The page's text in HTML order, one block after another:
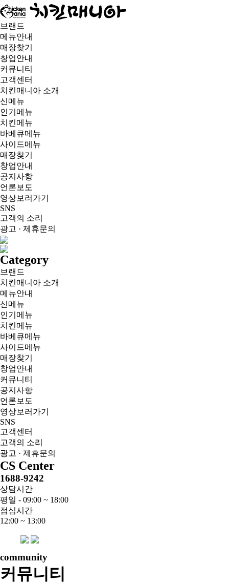
브랜드
메뉴안내
매장찾기
창업안내
커뮤니티
고객센터
치킨매니아 소개
신메뉴
인기메뉴
치킨메뉴
바베큐메뉴
사이드메뉴
매장찾기
창업안내
공지사항
언론보도
영상보러가기
SNS
고객의 소리
광고 · 제휴문의
Category
브랜드
치킨매니아 소개
메뉴안내
신메뉴
인기메뉴
치킨메뉴
바베큐메뉴
사이드메뉴
매장찾기
창업안내
커뮤니티
공지사항
언론보도
영상보러가기
SNS
고객센터
고객의 소리
광고 · 제휴문의
CS Center
1688-9242
상담시간
평일 - 09:00 ~ 18:00
점심시간
12:00 ~ 13:00
community
커뮤니티